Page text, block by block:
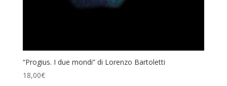
“Progius. I due mondi” di Lorenzo Bartoletti
18,00€